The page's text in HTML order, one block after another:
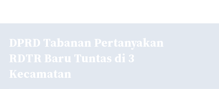
DPRD Tabanan Pertanyakan
RDTR Baru Tuntas di 3
Kecamatan